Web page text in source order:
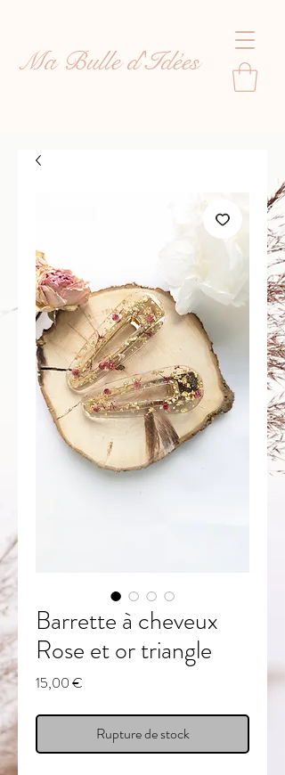
Ma Bulle d'Idées
Barrette à cheveux
Rose et or triangle
15,00 €
Rupture de stock